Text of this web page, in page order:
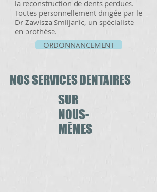
la reconstruction de dents perdues.
Toutes personnellement dirigée par le
Dr Zawisza Smiljanic, un spécialiste
en prothèse.
ORDONNANCEMENT
NOS SERVICES DENTAIRES
SUR
NOUS-
MÊMES